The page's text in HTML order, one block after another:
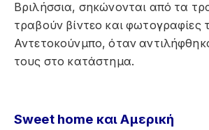
Βριλήσσια, σηκώνονται από τα
τραβούν βίντεο και φωτογραφίες
Αντετοκούνμπο, όταν
τους στο κατάστημα.
Sweet home και Αμερική